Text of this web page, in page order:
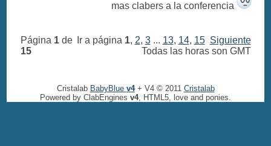
mas clabers a la conferencia
Página 1de
15
Ir a página 1, 2, 3... 13, 14, 15 Siguiente
Todas las horas son GMT
Cristalab BabyBlue v4+ V4 © 2011 Cristalab
Powered by ClabEngines v4, HTML5, love and ponies.